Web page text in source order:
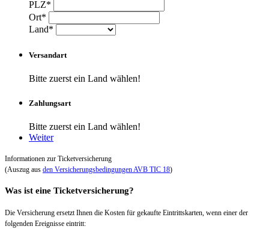
PLZ*
Ort*
Land*
Versandart
Bitte zuerst ein Land wählen!
Zahlungsart
Bitte zuerst ein Land wählen!
Weiter
Informationen zur Ticketversicherung
(Auszug aus den Versicherungsbedingungen AVB TIC 18)
Was ist eine Ticketversicherung?
Die Versicherung ersetzt Ihnen die Kosten für gekaufte Eintrittskarten, wenn einer der
folgenden Ereignisse eintritt: